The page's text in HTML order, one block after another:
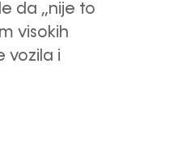
da „nije to
visokih
vozila i